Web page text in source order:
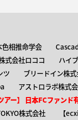
相推命学会
式会社ロココ ハイ
ツ ブリードイン株
アストロラボ株式
アー】 日本FCファンド
株式会社 【​